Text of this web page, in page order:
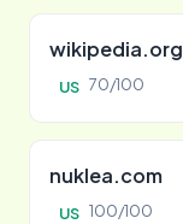
wikipedia.org
US 70/100
nuklea.com
US 100/100